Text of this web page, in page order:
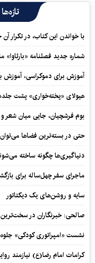
تازه‌ها
با خواندن این کتاب، در تکرار
شماره جدید فصلنامه «بارثاوا»
آموزش برای دموکراسی، آموزش
هیولای «پخته‌خواری» پشت
بوم فرشچیان، جایی میان شعر
حتی در بسته‌ترین فضاها
دنیاگیری‌ها چگونه ساخته
ماجرای سفر چهل‌ساله برای
سایه و روشن‌های یک دیکتاتور
صالحی: خبرنگاران در سخت‌ترین
نشست «امپراتوری کودکی»
کرامات امام رضا(ع) نیازمند